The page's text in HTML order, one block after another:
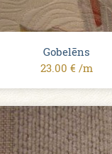
Gobelēns
23.00 € /m